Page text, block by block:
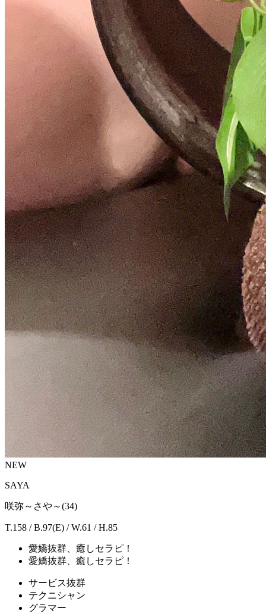
NEW
SAYA
咲弥～さや～(34)
T.158 / B.97(E) / W.61 / H.85
愛嬌抜群、癒しセラピ！
愛嬌抜群、癒しセラピ！
サービス抜群
テクニシャン
グラマー